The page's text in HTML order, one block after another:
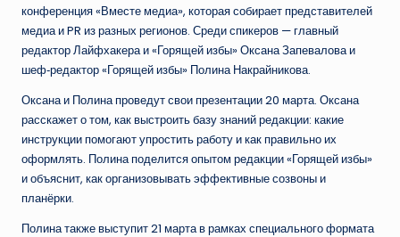
конференция «Вместе медиа», которая собирает представителей
медиа и PR из разных регионов. Среди спикеров — главный
редактор Лайфхакера и «Горящей избы» Оксана Запевалова и
шеф‑редактор «Горящей избы» Полина Накрайникова.
Оксана и Полина проведут свои презентации 20 марта. Оксана
расскажет о том, как выстроить базу знаний редакции: какие
инструкции помогают упростить работу и как правильно их
оформлять. Полина поделится опытом редакции «Горящей избы»
и объяснит, как организовывать эффективные созвоны и
планёрки.
Полина также выступит 21 марта в рамках специального формата